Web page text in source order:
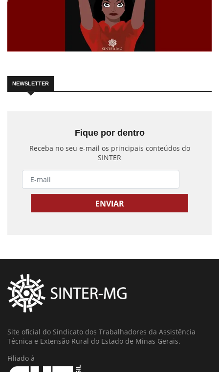
NEWSLETTER
Fique por dentro
Receba no seu e-mail os principais conteúdos do
SINTER
Site oficial do Sindicato dos Trabalhadores da Assistência
Técnica e Extensão Rural do Estado de Minas Gerais.
Filiado à